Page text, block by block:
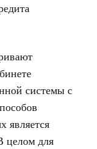
системы с
является
целом для